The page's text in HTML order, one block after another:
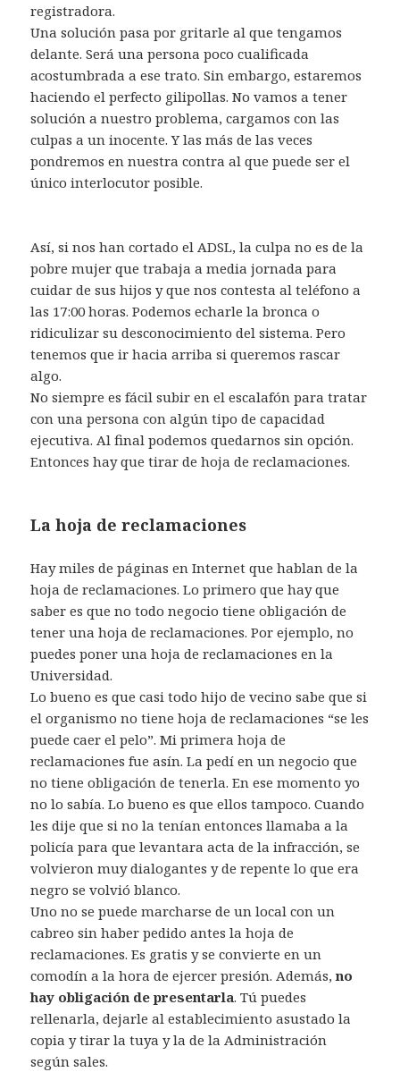
registradora.
Una solución pasa por gritarle al que tengamos
delante. Será una persona poco cualificada
acostumbrada a ese trato. Sin embargo, estaremos
haciendo el perfecto gilipollas. No vamos a tener
solución a nuestro problema, cargamos con las
culpas a un inocente. Y las más de las veces
pondremos en nuestra contra al que puede ser el
único interlocutor posible.
Así, si nos han cortado el ADSL, la culpa no es de la
pobre mujer que trabaja a media jornada para
cuidar de sus hijos y que nos contesta al teléfono a
las 17:00 horas. Podemos echarle la bronca o
ridiculizar su desconocimiento del sistema. Pero
tenemos que ir hacia arriba si queremos rascar
algo.
No siempre es fácil subir en el escalafón para tratar
con una persona con algún tipo de capacidad
ejecutiva. Al final podemos quedarnos sin opción.
Entonces hay que tirar de hoja de reclamaciones.
La hoja de reclamaciones
Hay miles de páginas en Internet que hablan de la
hoja de reclamaciones. Lo primero que hay que
saber es que no todo negocio tiene obligación de
tener una hoja de reclamaciones. Por ejemplo, no
puedes poner una hoja de reclamaciones en la
Universidad.
Lo bueno es que casi todo hijo de vecino sabe que si
el organismo no tiene hoja de reclamaciones “se les
puede caer el pelo”. Mi primera hoja de
reclamaciones fue asín. La pedí en un negocio que
no tiene obligación de tenerla. En ese momento yo
no lo sabía. Lo bueno es que ellos tampoco. Cuando
les dije que si no la tenían entonces llamaba a la
policía para que levantara acta de la infracción, se
volvieron muy dialogantes y de repente lo que era
negro se volvió blanco.
Uno no se puede marcharse de un local con un
cabreo sin haber pedido antes la hoja de
reclamaciones. Es gratis y se convierte en un
comodín a la hora de ejercer presión. Además,no
hay obligación de presentarla. Tú puedes
rellenarla, dejarle al establecimiento asustado la
copia y tirar la tuya y la de la Administración
según sales.